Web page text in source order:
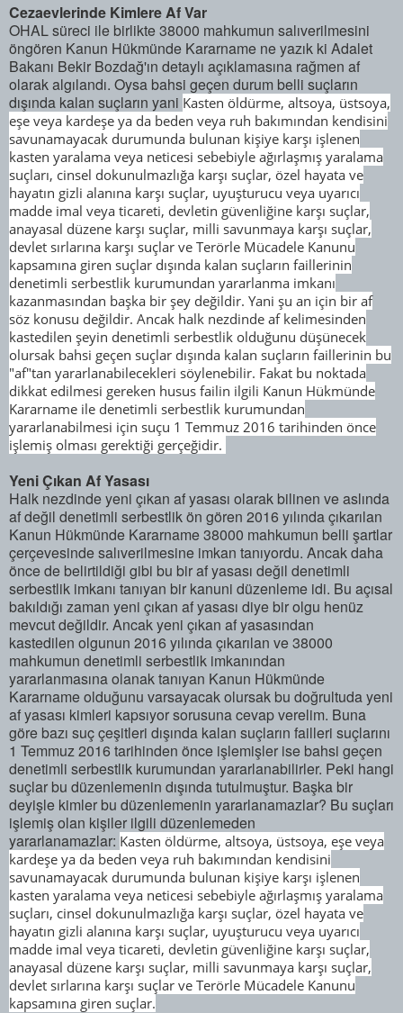
Cezaevlerinde Kimlere Af Var
OHAL süreci ile birlikte 38000 mahkumun salıverilmesini
öngören Kanun Hükmünde Kararname ne yazık ki Adalet
Bakanı Bekir Bozdağ'ın detaylı açıklamasına rağmen af
olarak algılandı. Oysa bahsi geçen durum belli suçların
dışında kalan suçların yani Kasten öldürme, altsoya, üstsoya,
eşe veya kardeşe ya da beden veya ruh bakımından kendisini
savunamayacak durumunda bulunan kişiye karşı işlenen
kasten yaralama veya neticesi sebebiyle ağırlaşmış yaralama
suçları, cinsel dokunulmazlığa karşı suçlar, özel hayata ve
hayatın gizli alanına karşı suçlar, uyuşturucu veya uyarıcı
madde imal veya ticareti, devletin güvenliğine karşı suçlar,
anayasal düzene karşı suçlar, milli savunmaya karşı suçlar,
devlet sırlarına karşı suçlar ve Terörle Mücadele Kanunu
kapsamına giren suçlar dışında kalan suçların faillerinin
denetimli serbestlik kurumundan yararlanma imkanı
kazanmasından başka bir şey değildir. Yani şu an için bir af
söz konusu değildir. Ancak halk nezdinde af kelimesinden
kastedilen şeyin denetimli serbestlik olduğunu düşünecek
olursak bahsi geçen suçlar dışında kalan suçların faillerinin bu
"af"tan yararlanabilecekleri söylenebilir. Fakat bu noktada
dikkat edilmesi gereken husus failin ilgili Kanun Hükmünde
Kararname ile denetimli serbestlik kurumundan
yararlanabilmesi için suçu 1 Temmuz 2016 tarihinden önce
işlemiş olması gerektiği gerçeğidir.
Yeni Çıkan Af Yasası
Halk nezdinde yeni çıkan af yasası olarak bilinen ve aslında
af değil denetimli serbestlik ön gören 2016 yılında çıkarılan
Kanun Hükmünde Kararname 38000 mahkumun belli şartlar
çerçevesinde salıverilmesine imkan tanıyordu. Ancak daha
önce de belirtildiği gibi bu bir af yasası değil denetimli
serbestlik imkanı tanıyan bir kanuni düzenleme idi. Bu açısal
bakıldığı zaman yeni çıkan af yasası diye bir olgu henüz
mevcut değildir. Ancak yeni çıkan af yasasından
kastedilen olgunun 2016 yılında çıkarılan ve 38000
mahkumun denetimli serbestlik imkanından
yararlanmasına olanak tanıyan Kanun Hükmünde
Kararname olduğunu varsayacak olursak bu doğrultuda yeni
af yasası kimleri kapsıyor sorusuna cevap verelim. Buna
göre bazı suç çeşitleri dışında kalan suçların failleri suçlarını
1 Temmuz 2016 tarihinden önce işlemişler ise bahsi geçen
denetimli serbestlik kurumundan yararlanabilirler. Peki hangi
suçlar bu düzenlemenin dışında tutulmuştur. Başka bir
deyişle kimler bu düzenlemenin yararlanamazlar? Bu suçları
işlemiş olan kişiler ilgili düzenlemeden
yararlanamazlar: Kasten öldürme, altsoya, üstsoya, eşe veya
kardeşe ya da beden veya ruh bakımından kendisini
savunamayacak durumunda bulunan kişiye karşı işlenen
kasten yaralama veya neticesi sebebiyle ağırlaşmış yaralama
suçları, cinsel dokunulmazlığa karşı suçlar, özel hayata ve
hayatın gizli alanına karşı suçlar, uyuşturucu veya uyarıcı
madde imal veya ticareti, devletin güvenliğine karşı suçlar,
anayasal düzene karşı suçlar, milli savunmaya karşı suçlar,
devlet sırlarına karşı suçlar ve Terörle Mücadele Kanunu
kapsamına giren suçlar.